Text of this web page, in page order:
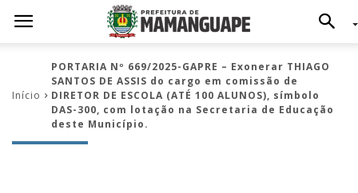
Início
PORTARIA Nº 669/2025-GAPRE – Exonerar THIAGO
SANTOS DE ASSIS do cargo em comissão de
DIRETOR DE ESCOLA (ATÉ 100 ALUNOS), símbolo
DAS-300, com lotação na Secretaria de Educação
deste Município.